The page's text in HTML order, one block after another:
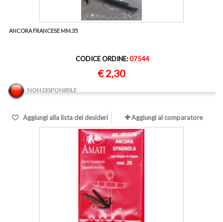
ANCORA FRANCESE MM.35
CODICE ORDINE:07544
€ 2,30
NON DISPONIBILE
Aggiungi alla lista dei desideri Aggiungi al comparatore